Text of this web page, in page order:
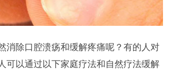
消除口腔溃疡和缓解疼痛呢？有的人对
可以通过以下家庭疗法和自然疗法缓解